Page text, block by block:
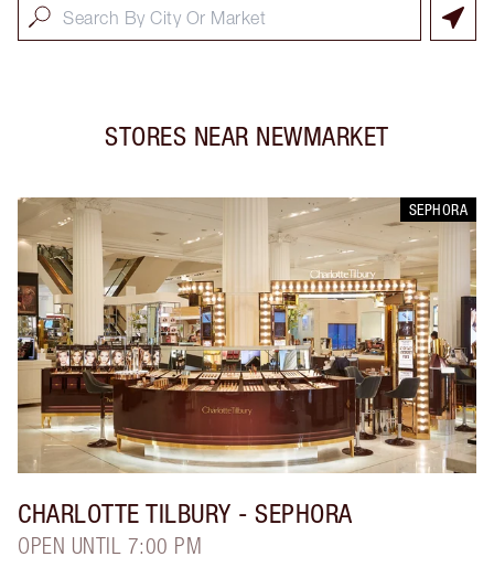
STORES NEAR NEWMARKET
SEPHORA
CHARLOTTE TILBURY - SEPHORA
OPEN UNTIL 7:00 PM